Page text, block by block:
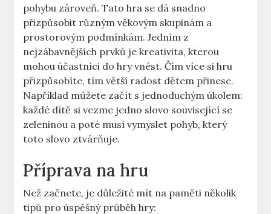
pohybu zároveň. Tato hra se dá snadno
přizpůsobit různým věkovým skupinám a
prostorovým podmínkám. Jedním z
nejzábavnějších prvků je kreativita, kterou
mohou účastníci do hry vnést. Čím více si hru
přizpůsobíte, tím větší radost dětem přinese.
Například můžete začít s jednoduchým úkolem:
každé dítě si vezme jedno slovo související se
zeleninou a poté musí vymyslet pohyb, který
toto slovo ztvárňuje.
Příprava na hru
Než začnete, je důležité mít na paměti několik
tipů pro úspěšný průběh hry: